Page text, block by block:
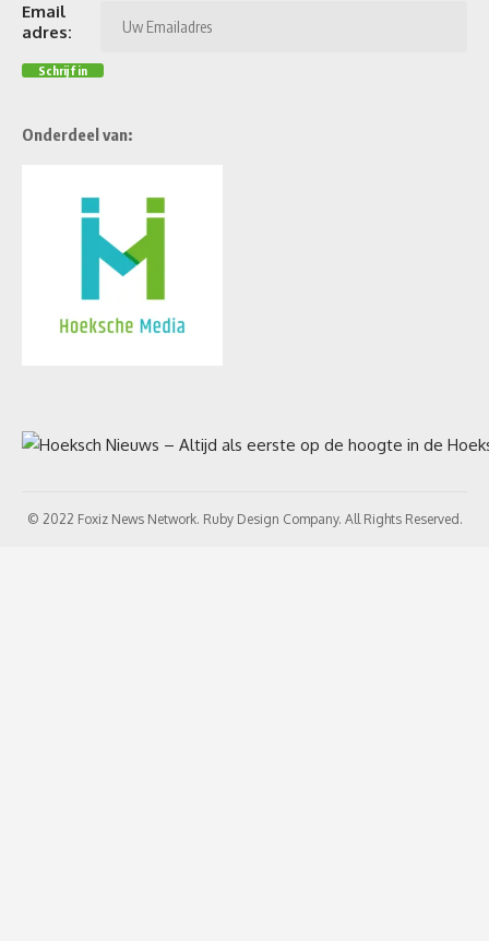
Email
adres:
Onderdeel van:
© 2022 Foxiz News Network. Ruby Design Company. All Rights Reserved.